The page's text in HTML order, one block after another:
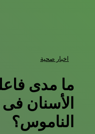
اخبار صحية
ما مدى
الأسنان
الناموس؟